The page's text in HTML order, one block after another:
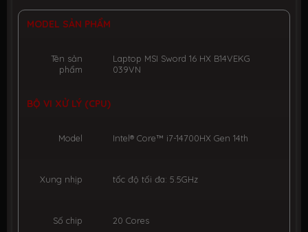
MODEL SẢN PHẨM
Tên sản
phẩm
Laptop MSI Sword 16 HX B14VEKG
039VN
BỘ VI XỬ LÝ (CPU)
Model Intel® Core™ i7-14700HX Gen 14th
Xung nhịp tốc độ tối đa: 5.5GHz
Số chip 20 Cores